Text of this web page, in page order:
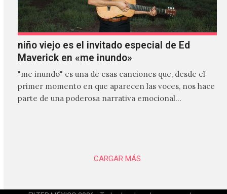
niño viejo es el invitado especial de Ed
Maverick en «me inundo»
"me inundo" es una de esas canciones que, desde el
primer momento en que aparecen las voces, nos hace
parte de una poderosa narrativa emocional…
CARGAR MÁS